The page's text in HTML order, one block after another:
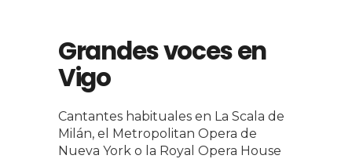
Grandes voces en
Vigo
Cantantes habituales en La Scala de
Milán, el Metropolitan Opera de
Nueva York o la Royal Opera House